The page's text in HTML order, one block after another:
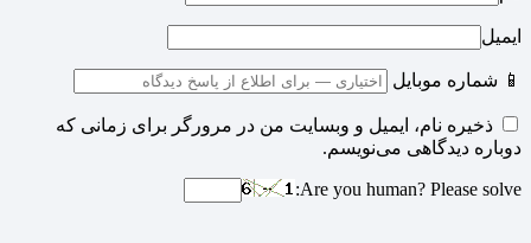
ایمیل
📱 شماره موبایل
ذخیره نام، ایمیل و وبسایت من در مرورگر برای زمانی که
دوباره دیدگاهی می‌نویسم.
Are you human? Please solve: